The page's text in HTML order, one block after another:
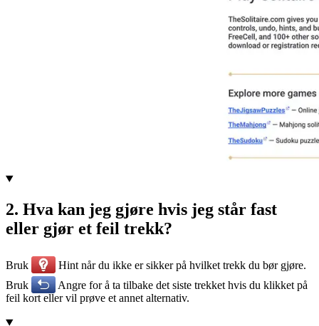
2. Hva kan jeg gjøre hvis jeg står fast
eller gjør et feil trekk?
Bruk
Hint når du ikke er sikker på hvilket trekk du bør gjøre.
Bruk
Angre for å ta tilbake det siste trekket hvis du klikket på
feil kort eller vil prøve et annet alternativ.